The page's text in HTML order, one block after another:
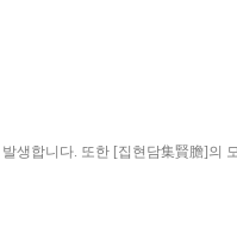
생합니다. 또한 [집현담集賢膽]